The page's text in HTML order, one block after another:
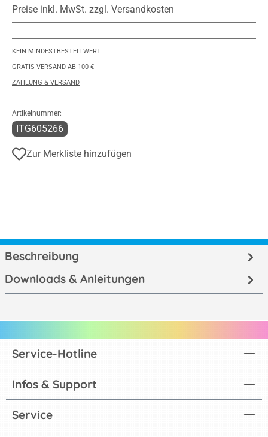
Preise inkl. MwSt. zzgl. Versandkosten
KEIN MINDESTBESTELLWERT
GRATIS VERSAND AB 100 €
ZAHLUNG & VERSAND
Artikelnummer:
ITG605266
Zur Merkliste hinzufügen
Beschreibung
Downloads & Anleitungen
Service-Hotline
Infos & Support
Service